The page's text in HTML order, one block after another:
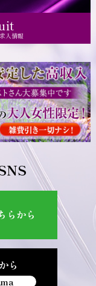
人情報
らから
ら